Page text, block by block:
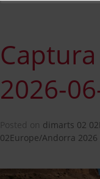
2026-
Posted on dimarts 02
02Europe/Andorra 2026